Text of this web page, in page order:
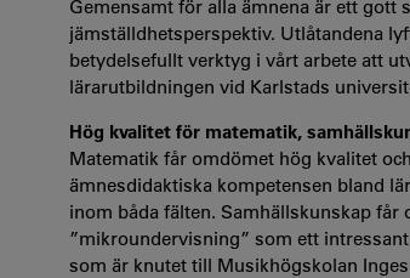
Gemensamt för alla ämnena är ett gott
jämställdhetsperspektiv. Utlåtandena
betydelsefullt verktyg i vårt arbete att
lärarutbildningen vid Karlstads
Hög kvalitet för matematik,
Matematik får omdömet hög kvalitet
ämnesdidaktiska kompetensen bland
inom båda fälten. Samhällskunskap
”mikroundervisning” som ett
som är knutet till Musikhögskolan